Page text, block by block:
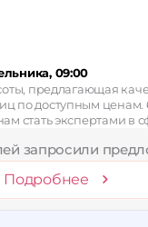
09:00
предлагающая
по доступным ценам.
стать экспертами в
запросили
Подробнее